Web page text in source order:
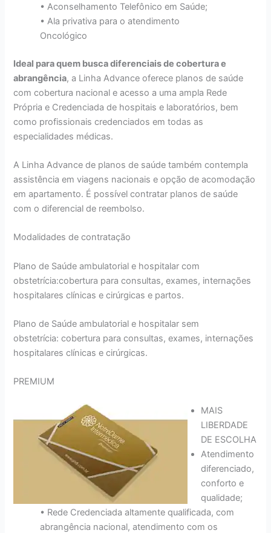
• Aconselhamento Telefônico em Saúde;
• Ala privativa para o atendimento
Oncológico
Ideal para quem busca diferenciais de cobertura e
abrangência, a Linha Advance oferece planos de saúde
com cobertura nacional e acesso a uma ampla Rede
Própria e Credenciada de hospitais e laboratórios, bem
como profissionais credenciados em todas as
especialidades médicas.
A Linha Advance de planos de saúde também contempla
assistência em viagens nacionais e opção de acomodação
em apartamento. É possível contratar planos de saúde
com o diferencial de reembolso.
Modalidades de contratação
Plano de Saúde ambulatorial e hospitalar com
obstetrícia:cobertura para consultas, exames, internações
hospitalares clínicas e cirúrgicas e partos.
Plano de Saúde ambulatorial e hospitalar sem
obstetrícia: cobertura para consultas, exames, internações
hospitalares clínicas e cirúrgicas.
PREMIUM
MAIS
LIBERDADE
DE ESCOLHA
Atendimento
diferenciado,
conforto e
qualidade;
• Rede Credenciada altamente qualificada, com
abrangência nacional, atendimento com os